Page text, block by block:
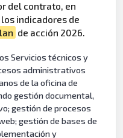
del contrato, en
indicadores de
de acción 2026.
Servicios técnicos y
administrativos
de la oficina de
gestión documental,
gestión de procesos
gestión de bases de
y